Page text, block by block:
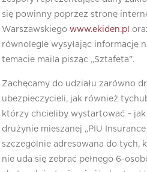
się powinny poprzez stronę
Warszawskiego www.ekiden.pl
równolegle wysyłając informację
temacie maila pisząc „Sztafeta”.
Zachęcamy do udziału zarówno
ubezpieczycieli, jak również
którzy chcieliby wystartować –
drużynie mieszanej „PIU
szczególnie adresowana do tych,
nie uda się zebrać pełnego 6-